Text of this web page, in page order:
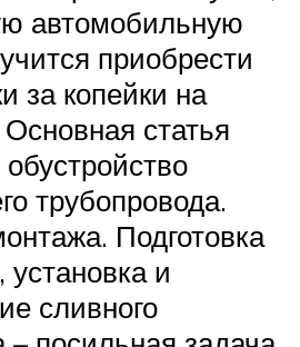
автомобильную
приобрести
за копейки на
статья
трубопровода.
Подготовка
и
сливного